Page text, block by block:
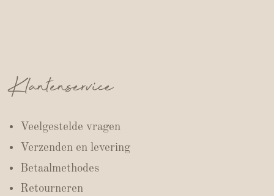
Klantenservice
Veelgestelde vragen
Verzenden en levering
Betaalmethodes
Retourneren